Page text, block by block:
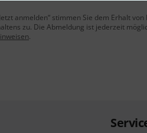
anmelden“ stimmen Sie dem Erhalt
zu. Die Abmeldung ist jederzeit
.